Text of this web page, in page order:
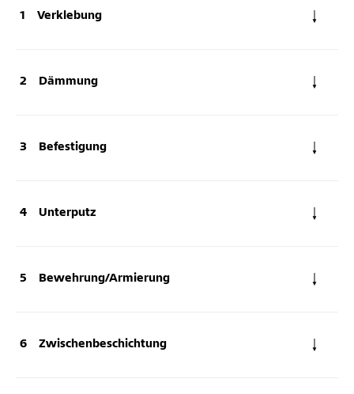
Verklebung
Dämmung
Befestigung
Unterputz
Bewehrung/Armierung
Zwischenbeschichtung